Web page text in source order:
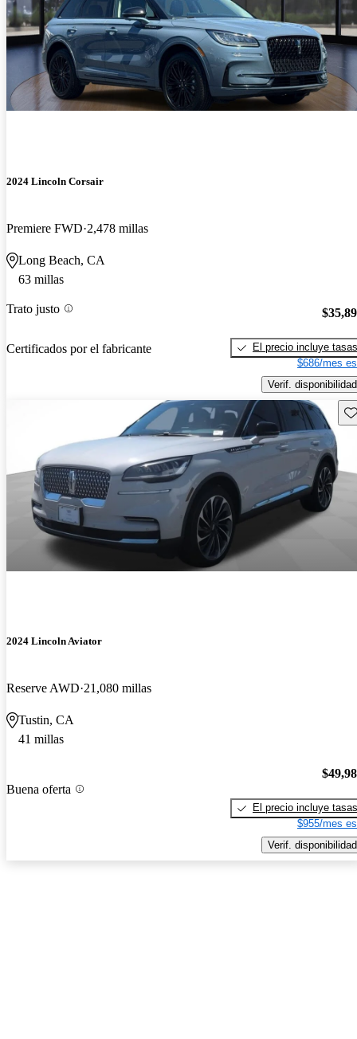
2024 Lincoln Corsair
Premiere FWD 2,478 millas
Long Beach, CA
63 millas
Trato justo
Certificados por el fabricante
El precio incluye tasas
$686/mes
Verif. disponibilidad
2024 Lincoln Aviator
Reserve AWD 21,080 millas
Tustin, CA
41 millas
Buena oferta
El precio incluye tasas
$955/mes
Verif. disponibilidad